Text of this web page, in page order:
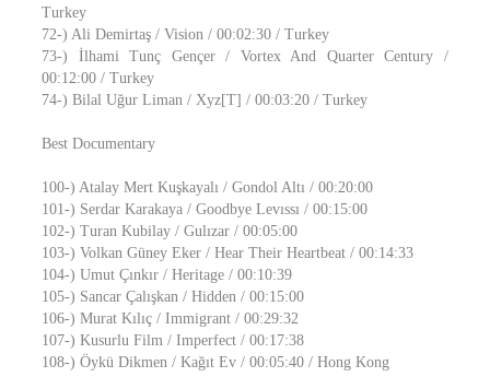
Turkey
72-) Ali Demirtaş / Vision / 00:02:30 / Turkey
73-) İlhami Tunç Gençer / Vortex And Quarter Century /
00:12:00 / Turkey
74-) Bilal Uğur Liman / Xyz[T] / 00:03:20 / Turkey
Best Documentary
100-) Atalay Mert Kuşkayalı / Gondol Altı / 00:20:00
101-) Serdar Karakaya / Goodbye Levıssı / 00:15:00
102-) Turan Kubilay / Gulızar / 00:05:00
103-) Volkan Güney Eker / Hear Their Heartbeat / 00:14:33
104-) Umut Çınkır / Heritage / 00:10:39
105-) Sancar Çalışkan / Hidden / 00:15:00
106-) Murat Kılıç / Immigrant / 00:29:32
107-) Kusurlu Film / Imperfect / 00:17:38
108-) Öykü Dikmen / Kağıt Ev / 00:05:40 / Hong Kong